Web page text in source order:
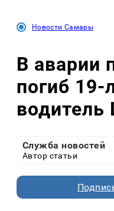
Новости Самары
В аварии
погиб 19-
водитель
Служба новостей
Автор статьи